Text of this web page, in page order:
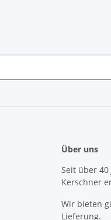
Über uns
Seit über 40
Kerschner
Wir bieten
Lieferung.